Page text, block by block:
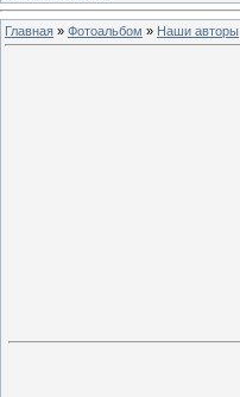
Главная » Фотоальбом » Наши авторы